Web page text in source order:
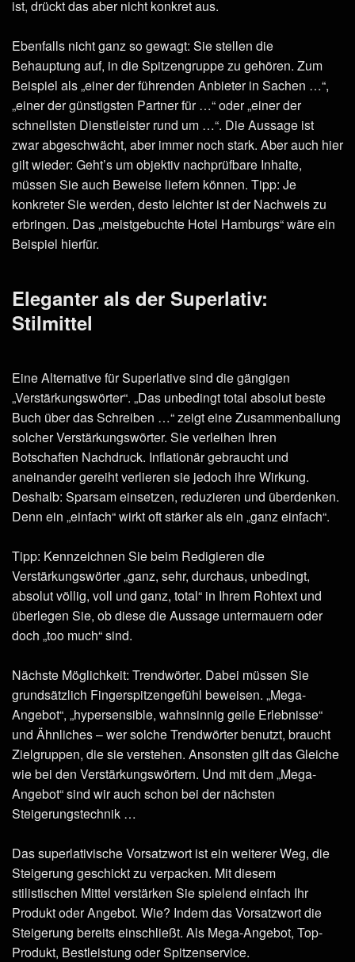
ist, drückt das aber nicht konkret aus.
Ebenfalls nicht ganz so gewagt: Sie stellen die
Behauptung auf, in die Spitzengruppe zu gehören. Zum
Beispiel als „einer der führenden Anbieter in Sachen …“,
„einer der günstigsten Partner für …“ oder „einer der
schnellsten Dienstleister rund um …“. Die Aussage ist
zwar abgeschwächt, aber immer noch stark. Aber auch hier
gilt wieder: Geht’s um objektiv nachprüfbare Inhalte,
müssen Sie auch Beweise liefern können. Tipp: Je
konkreter Sie werden, desto leichter ist der Nachweis zu
erbringen. Das „meistgebuchte Hotel Hamburgs“ wäre ein
Beispiel hierfür.
Eleganter als der Superlativ:
Stilmittel
Eine Alternative für Superlative sind die gängigen
„Verstärkungswörter“. „Das unbedingt total absolut beste
Buch über das Schreiben …“ zeigt eine Zusammenballung
solcher Verstärkungswörter. Sie verleihen Ihren
Botschaften Nachdruck. Inflationär gebraucht und
aneinander gereiht verlieren sie jedoch ihre Wirkung.
Deshalb: Sparsam einsetzen, reduzieren und überdenken.
Denn ein „einfach“ wirkt oft stärker als ein „ganz einfach“.
Tipp: Kennzeichnen Sie beim Redigieren die
Verstärkungswörter „ganz, sehr, durchaus, unbedingt,
absolut völlig, voll und ganz, total“ in Ihrem Rohtext und
überlegen Sie, ob diese die Aussage untermauern oder
doch „too much“ sind.
Nächste Möglichkeit: Trendwörter. Dabei müssen Sie
grundsätzlich Fingerspitzengefühl beweisen. „Mega-
Angebot“, „hypersensible, wahnsinnig geile Erlebnisse“
und Ähnliches – wer solche Trendwörter benutzt, braucht
Zielgruppen, die sie verstehen. Ansonsten gilt das Gleiche
wie bei den Verstärkungswörtern. Und mit dem „Mega-
Angebot“ sind wir auch schon bei der nächsten
Steigerungstechnik …
Das superlativische Vorsatzwort ist ein weiterer Weg, die
Steigerung geschickt zu verpacken. Mit diesem
stilistischen Mittel verstärken Sie spielend einfach Ihr
Produkt oder Angebot. Wie? Indem das Vorsatzwort die
Steigerung bereits einschließt. Als Mega-Angebot, Top-
Produkt, Bestleistung oder Spitzenservice.